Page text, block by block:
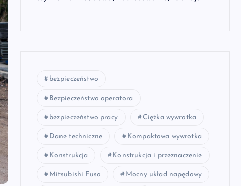
bezpieczeństwo
Bezpieczeństwo operatora
bezpieczeństwo pracy Ciężka wywrotka
Dane techniczne Kompaktowa wywrotka
Konstrukcja Konstrukcja i przeznaczenie
Mitsubishi Fuso Mocny układ napędowy